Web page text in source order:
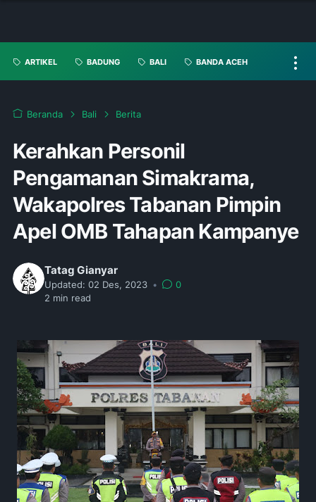
ARTIKEL BADUNG BALI BANDA ACEH
Beranda Bali Berita
Kerahkan Personil
Pengamanan Simakrama,
Wakapolres Tabanan Pimpin
Apel OMB Tahapan Kampanye
Tatag Gianyar
Updated: 02 Des, 2023 •
0
2 min read